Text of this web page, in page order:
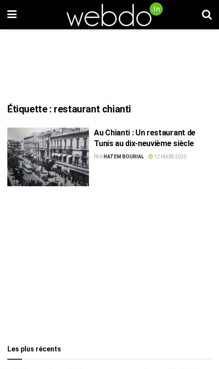
Étiquette : restaurant chianti
Au Chianti : Un restaurant de
Tunis au dix-neuvième siècle
PAR HATEM BOURIAL 12 MARS 2025
Les plus récents